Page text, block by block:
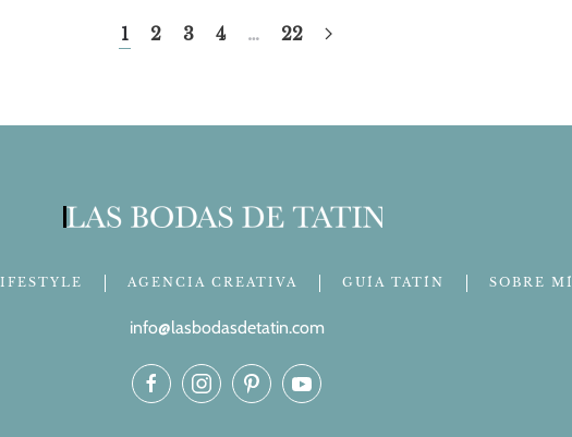
1 2 3 4 … 22
AGENCIA CREATIVA GUÍA TATÍN SOBRE MÍ
info@lasbodasdetatin.com